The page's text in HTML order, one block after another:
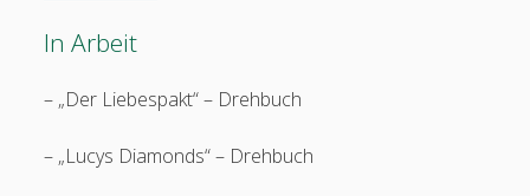
In Arbeit
– „Der Liebespakt“ – Drehbuch
– „Lucys Diamonds“ – Drehbuch